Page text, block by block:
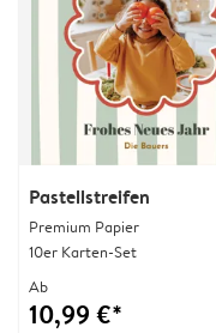
Pastellstreifen
Premium Papier
10er Karten-Set
Ab
10,99 €*